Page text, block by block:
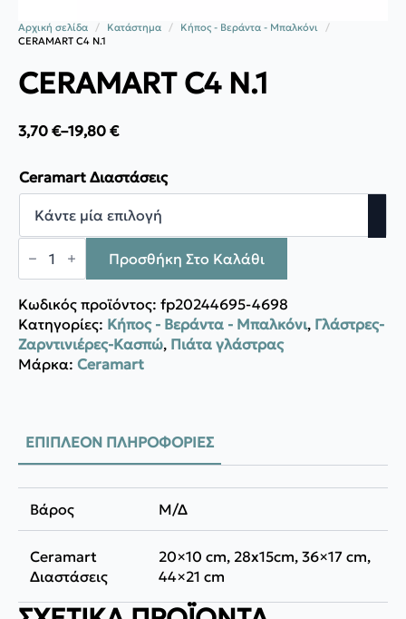
Αρχική σελίδα Κατάστημα
Κήπος - Βεράντα - Μπαλκόνι
CERAMART C4 N.1
CERAMART C4 N.1
3,70 €–19,80 €
Price
3,70 €
through
19,80 €
Ceramart Διαστάσεις
CERAMART
C4
N.1
Προσθήκη Στο Καλάθι
Κωδικός προϊόντος: fp20244695-4698
Κατηγορίες: Κήπος - Βεράντα - Μπαλκόνι, Γλάστρες-
Ζαρντινιέρες-Κασπώ, Πιάτα γλάστρας
Μάρκα: Ceramart
ΕΠΙΠΛΈΟΝ ΠΛΗΡΟΦΟΡΊΕΣ
Βάρος Μ/Δ
Ceramart
Διαστάσεις
20×10 cm, 28x15cm, 36×17 cm,
44×21 cm